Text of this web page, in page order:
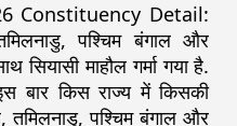
Constituency Detail:
पश्चिम बंगाल और
सियासी माहौल गर्मा गया है.
बार किस राज्य में किसकी
पश्चिम बंगाल और